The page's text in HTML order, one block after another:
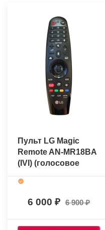
Пульт LG Magic
Remote AN-MR18BA
(IVI) (голосовое
управление)
(оригинальный)
6 000 6 900